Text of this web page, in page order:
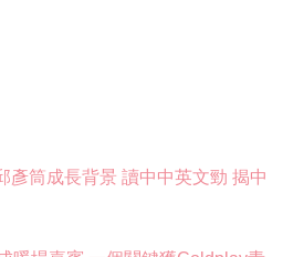
彥筒成長背景 讀中中英文勁 揭中